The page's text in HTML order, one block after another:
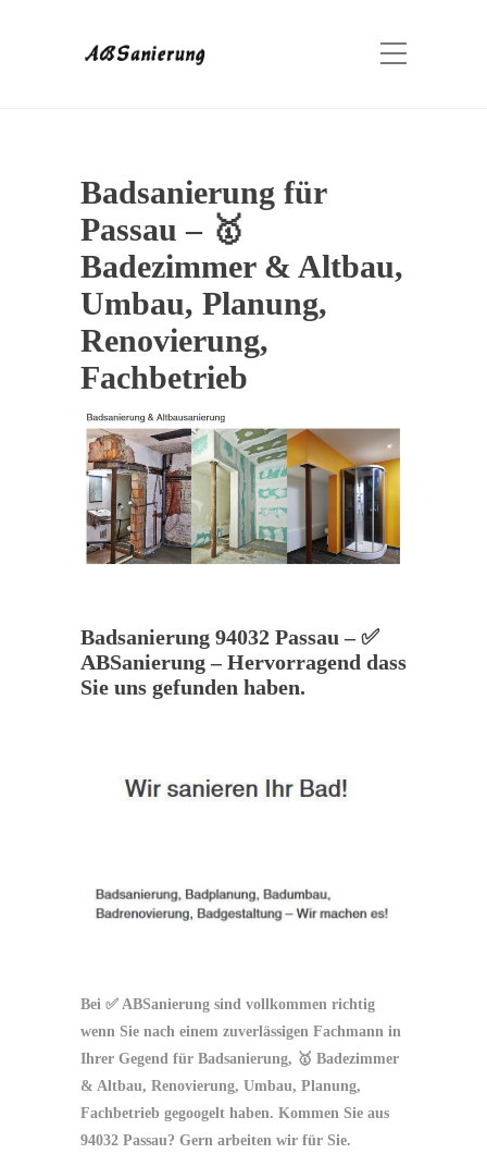
Badsanierung für
Passau – 🥇
Badezimmer & Altbau,
Umbau, Planung,
Renovierung,
Fachbetrieb
Badsanierung 94032 Passau – ✅
ABSanierung – Hervorragend dass
Sie uns gefunden haben.
Bei ✅ ABSanierung sind vollkommen richtig
wenn Sie nach einem zuverlässigen Fachmann in
Ihrer Gegend für Badsanierung, 🥇 Badezimmer
& Altbau, Renovierung, Umbau, Planung,
Fachbetrieb gegoogelt haben. Kommen Sie aus
94032 Passau? Gern arbeiten wir für Sie.